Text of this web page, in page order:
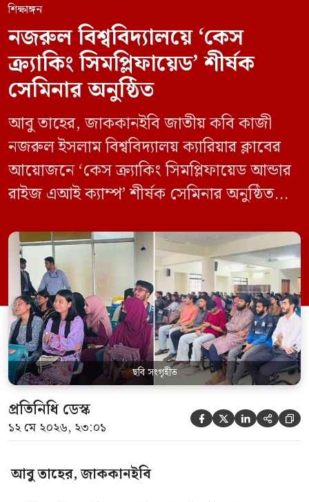
শিক্ষাঙ্গন
নজরুল বিশ্ববিদ্যালয়ে ‘কেস
ক্র্যাকিং সিমপ্লিফায়েড’ শীর্ষক
সেমিনার অনুষ্ঠিত
আবু তাহের, জাককানইবি জাতীয় কবি কাজী
নজরুল ইসলাম বিশ্ববিদ্যালয় ক্যারিয়ার ক্লাবের
আয়োজনে ‘কেস ক্র্যাকিং সিমপ্লিফায়েড আন্ডার
রাইজ এআই ক্যাম্প’ শীর্ষক সেমিনার অনুষ্ঠিত
কেন্দ্রীয় লাইব্রেরির নবযুগ কনফারেন্স রুমে এ
সেমিনারের আয়োজন করা হয়। এআই ক্যাম্পের
উদ্যোগে আয়োজিত সেমিনারে প্রধান আলোচক
হিসেবে উপস্থিত ছিলেন রাইজের ডিজিটাল গ্রোথ
হ্যাক ম্যানেজার মো. ইয়াসিন আরাফাত। […]
ছবি সংগৃহীত
প্রতিনিধি ডেস্ক
১২ মে ২০২৬, ২৩:০১     
আবু তাহের, জাককানইবি